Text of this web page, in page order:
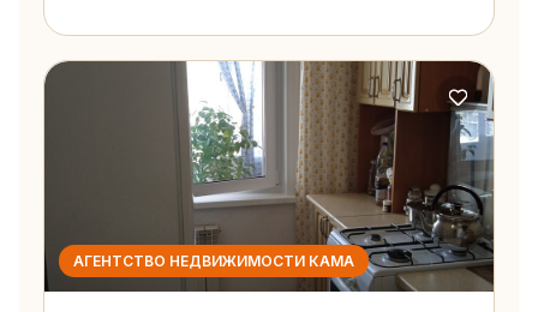
АГЕНТСТВО НЕДВИЖИМОСТИ КАМА